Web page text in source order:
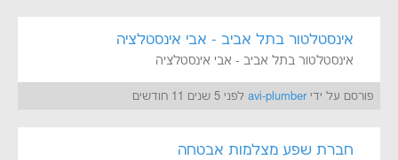
אינסטלטור בתל אביב - אבי אינסטלציה
אינסטלטור בתל אביב - אבי אינסטלציה
פורסם על ידי avi-plumber לפני 5 שנים 11 חודשים
חברת שפע מצלמות אבטחה